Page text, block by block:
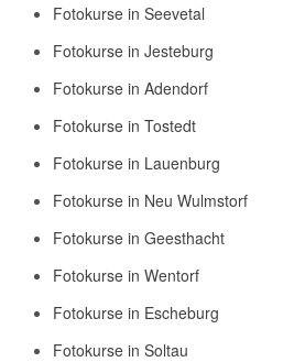
Fotokurse in Seevetal
Fotokurse in Jesteburg
Fotokurse in Adendorf
Fotokurse in Tostedt
Fotokurse in Lauenburg
Fotokurse in Neu Wulmstorf
Fotokurse in Geesthacht
Fotokurse in Wentorf
Fotokurse in Escheburg
Fotokurse in Soltau